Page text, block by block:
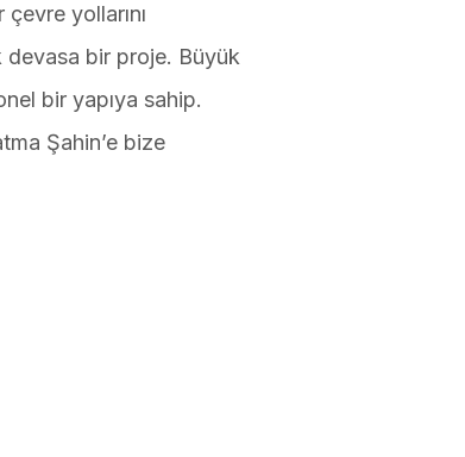
yollarını
devasa bir proje. Büyük
bir yapıya sahip.
Şahin’e bize